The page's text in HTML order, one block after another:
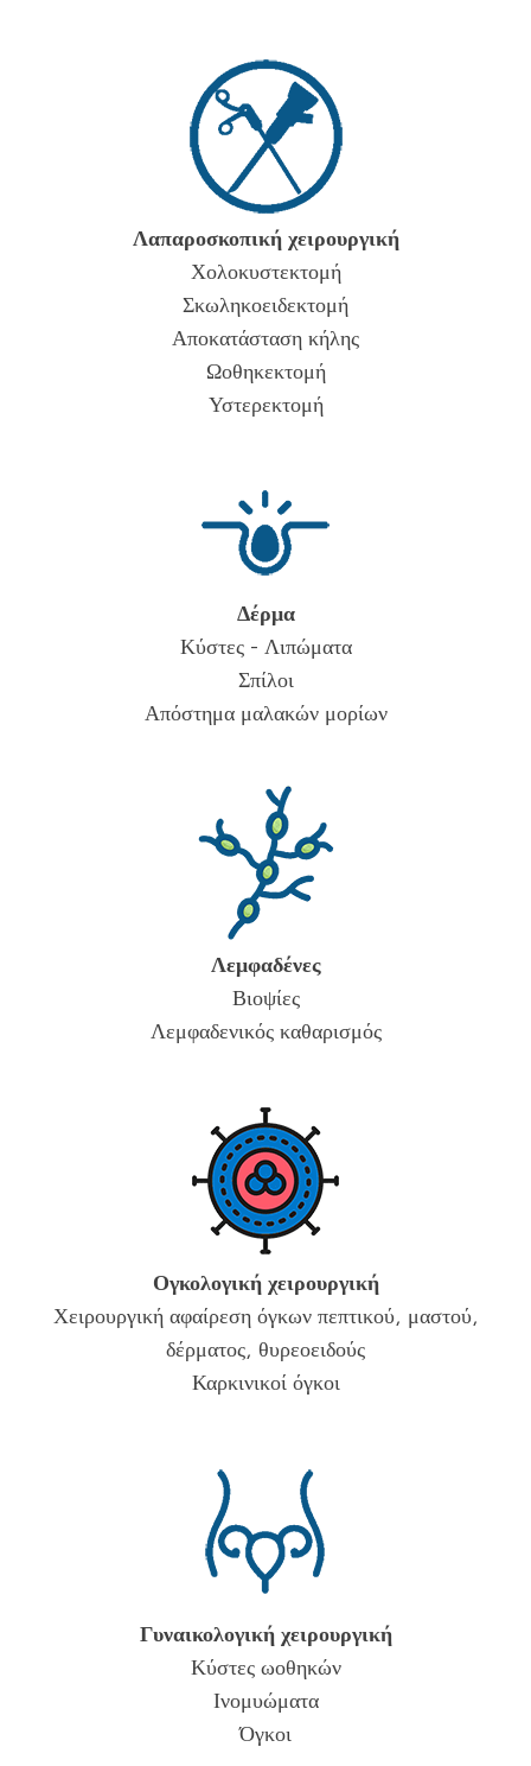
Λαπαροσκοπική χειρουργική
Χολοκυστεκτομή
Σκωληκοειδεκτομή
Αποκατάσταση κήλης
Ωοθηκεκτομή
Υστερεκτομή
Δέρμα
Κύστες - Λιπώματα
Σπίλοι
Απόστημα μαλακών μορίων
Λεμφαδένες
Βιοψίες
Λεμφαδενικός καθαρισμός
Ογκολογική χειρουργική
Χειρουργική αφαίρεση όγκων πεπτικού, μαστού,
δέρματος, θυρεοειδούς
Καρκινικοί όγκοι
Γυναικολογική χειρουργική
Κύστες ωοθηκών
Ινομυώματα
Όγκοι